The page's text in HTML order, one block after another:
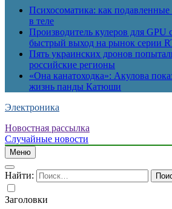
Психосоматика: как
в теле
Производитель кулеров для GPU
быстрый выход на рынок серии
Пять украинских дронов
российские регионы
«Она канатоходка»: Акулова
жизнь панды Катюши
Электроника
Новостная рассылка
Случайные новости
Меню
Найти:
Заголовки